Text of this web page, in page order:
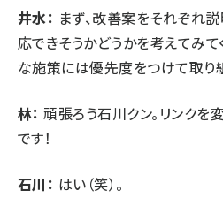
井水： まず、改善案をそれぞれ
応できそうかどうかを考えてみて
な施策には優先度をつけて取り
林： 頑張ろう石川クン。リンクを
です！
石川： はい（笑）。